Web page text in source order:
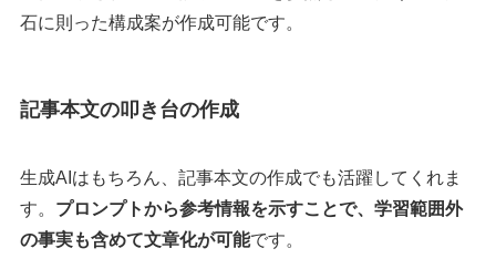
石に則った構成案が作成可能です。
記事本文の叩き台の作成
生成AIはもちろん、記事本文の作成でも活躍してくれま
す。 プロンプトから参考情報を示すことで、学習範囲外
の事実も含めて文章化が可能です。